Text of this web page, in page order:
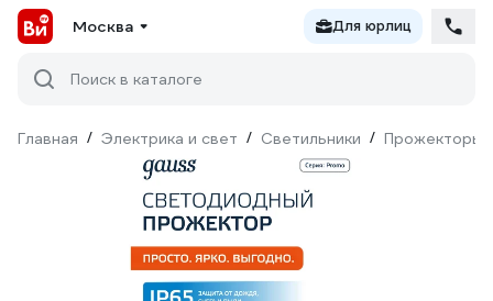
Москва Для юрлиц
Поиск в каталоге
Главная / Электрика и свет / Светильники / Прожекторы